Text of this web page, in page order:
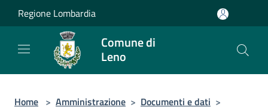
Salta al contenuto principale
Regione Lombardia
Comune di
Leno
Home > Amministrazione > Documenti e dati >